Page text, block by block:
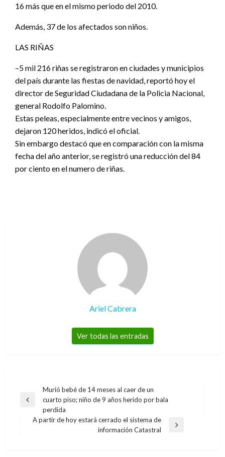
16 más que en el mismo periodo del 2010.
Además, 37 de los afectados son niños.
LAS RIÑAS
–5 mil 216 riñas se registraron en ciudades y municipios
del país durante las fiestas de navidad, reportó hoy el
director de Seguridad Ciudadana de la Policia Nacional,
general Rodolfo Palomino.
Estas peleas, especialmente entre vecinos y amigos,
dejaron 120 heridos, indicó el oficial.
Sin embargo destacó que en comparación con la misma
fecha del año anterior, se registró una reducción del 84
por ciento en el numero de riñas.
Ariel Cabrera
Ver todas las entradas
Navegación
de
entradas
Entrada
anterior
Murió bebé de 14 meses al caer de un
cuarto piso; niño de 9 años herido por bala
perdida
A partir de hoy estará cerrado el sistema de
información Catastral